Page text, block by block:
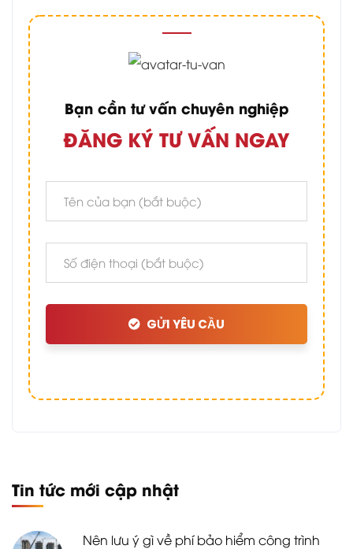
Bạn cần tư vấn chuyên nghiệp
ĐĂNG KÝ TƯ VẤN NGAY
GỬI YÊU CẦU
Tin tức mới cập nhật
Nên lưu ý gì về phí bảo hiểm công trình